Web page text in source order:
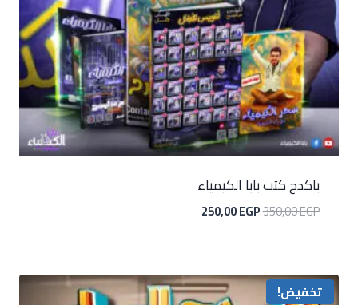
باكدج كتب بابا الكيمياء
350,00EGP
250,00EGP
تخفيض!